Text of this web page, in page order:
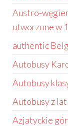
Austro-
utworzone w
authentic
Autobusy
Autobusy
Autobusy z
Azjatyckie